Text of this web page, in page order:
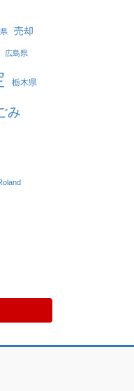
売却
広島県
栃木県
み